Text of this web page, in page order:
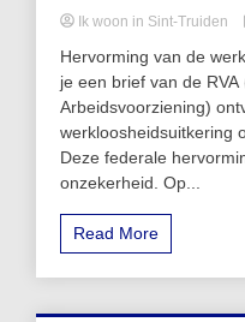
Ik woon in Sint-Truiden
Hervorming van de
je een brief van de
Arbeidsvoorziening)
werkloosheidsuitkering
Deze federale
onzekerheid. Op...
Read More